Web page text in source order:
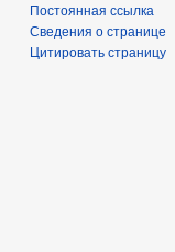
Постоянная ссылка
Сведения о странице
Цитировать страницу